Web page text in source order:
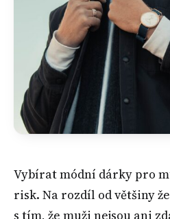
Vybírat módní dárky pro
risk. Na rozdíl od většiny
s tím, že muži nejsou ani